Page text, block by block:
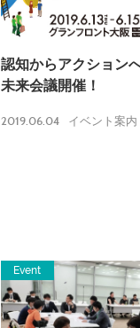
認知からアクション
未来会議開催！
2019.06.04 イベント案内
Event